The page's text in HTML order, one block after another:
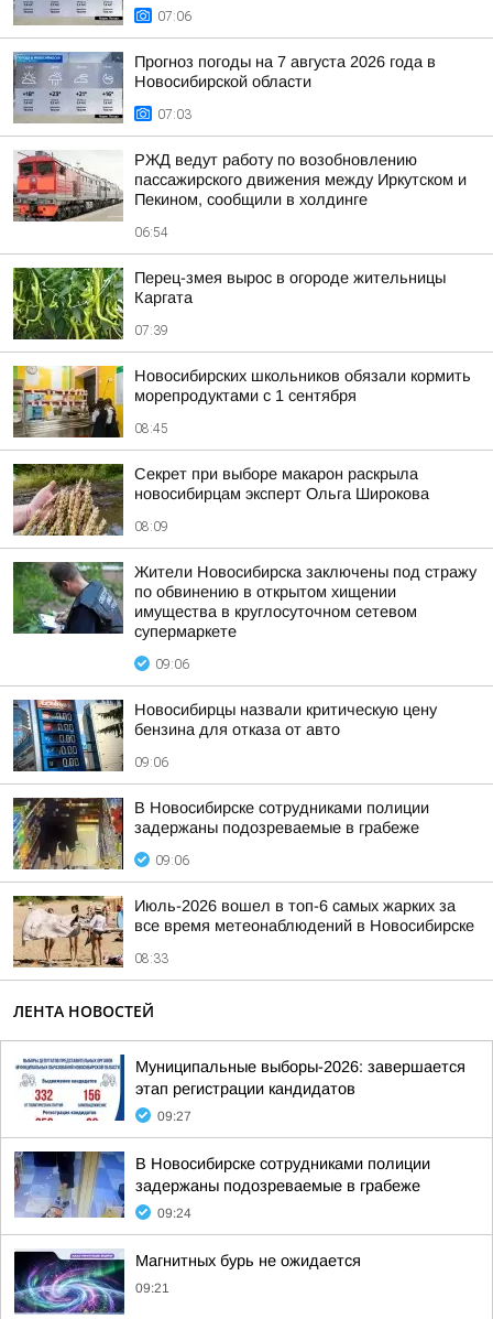
07:06
Прогноз погоды на 7 августа 2026 года в
Новосибирской области
07:03
РЖД ведут работу по возобновлению
пассажирского движения между Иркутском и
Пекином, сообщили в холдинге
06:54
Перец-змея вырос в огороде жительницы
Каргата
07:39
Новосибирских школьников обязали кормить
морепродуктами с 1 сентября
08:45
Секрет при выборе макарон раскрыла
новосибирцам эксперт Ольга Широкова
08:09
Жители Новосибирска заключены под стражу
по обвинению в открытом хищении
имущества в круглосуточном сетевом
супермаркете
09:06
Новосибирцы назвали критическую цену
бензина для отказа от авто
09:06
В Новосибирске сотрудниками полиции
задержаны подозреваемые в грабеже
09:06
Июль-2026 вошел в топ-6 самых жарких за
все время метеонаблюдений в Новосибирске
08:33
ЛЕНТА НОВОСТЕЙ
Муниципальные выборы-2026: завершается
этап регистрации кандидатов
09:27
В Новосибирске сотрудниками полиции
задержаны подозреваемые в грабеже
09:24
Магнитных бурь не ожидается
09:21